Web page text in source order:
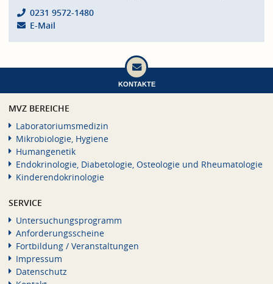
0231 9572-1480
E-Mail
KONTAKTE
MVZ BEREICHE
Laboratoriumsmedizin
Mikrobiologie, Hygiene
Humangenetik
Endokrinologie, Diabetologie, Osteologie und Rheumatologie
Kinderendokrinologie
SERVICE
Untersuchungsprogramm
Anforderungsscheine
Fortbildung / Veranstaltungen
Impressum
Datenschutz